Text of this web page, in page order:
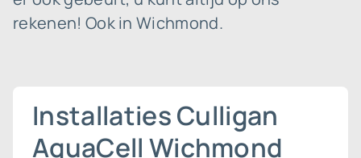
rekenen! Ook in Wichmond.
Installaties Culligan
AquaCell Wichmond